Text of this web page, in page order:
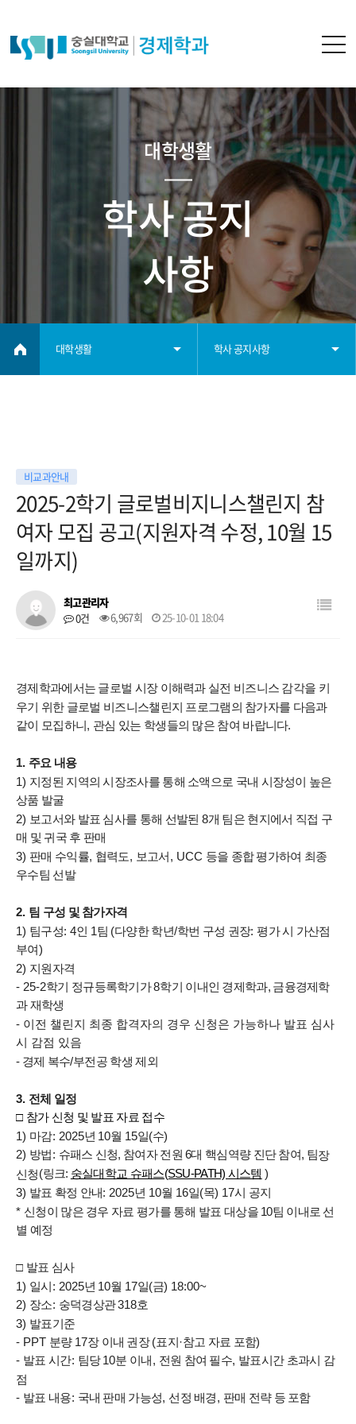
대학생활
학사 공지
사항
대학생활
대학생활
진로취업안내
대학원
학사 공지사항
공모전
비교과안내
2025-2학기 글로벌비지니스챌린지 참
여자 모집 공고(지원자격 수정, 10월 15
일까지)
최고관리자
0건
6,967회 25-10-01 18:04
경제학과에서는 글로벌 시장 이해력과 실전 비즈니스 감각을 키
우기 위한 글로벌 비즈니스챌린지 프로그램의 참가자를 다음과
같이 모집하니 , 관심 있는 학생들의 많은 참여 바랍니다.
1. 주요 내용
1) 지정된 지역의 시장조사를 통해 소액으로 국내 시장성이 높은
상품 발굴
2) 보고서와 발표 심사를 통해 선발된 8개 팀은 현지에서 직접 구
매 및 귀국 후 판매
3) 판매 수익률, 협력도, 보고서 , UCC 등을 종합 평가하여 최종
우수팀 선발
2. 팀 구성 및 참가자격
1) 팀구성: 4인 1팀 (다양한 학년/학번 구성 권장: 평가 시 가산점
부여)
2) 지원자격
- 25-2학기 정규등록학기가8학기 이내인 경제학과, 금융경제학
과 재학생
- 이전 챌린지 최종 합격자의 경우 신청은 가능하나 발표 심사
시 감점 있음
- 경제 복수/부전공 학생 제외
3. 전체 일정
□ 참가 신청 및 발표 자료 접수
1) 마감: 2025년 10월 15일(수)
2) 방법: 슈패스 신청, 참여자 전원 6대 핵심역량 진단 참여, 팀장
신청(링크: 숭실대학교 슈패스(SSU-PATH) 시스템 )
3) 발표 확정 안내: 2025년 10월 16일(목) 17시 공지
* 신청이 많은 경우 자료 평가를 통해 발표 대상을 10팀 이내로 선
별 예정
□ 발표 심사
1) 일시 : 2025년 10월 17일(금) 18:00~
2) 장소: 숭덕경상관318호
3) 발표기준
- PPT 분량 17장 이내 권장(표지 ·참고 자료 포함)
- 발표 시간: 팀당10분 이내 , 전원 참여 필수, 발표시간 초과시 감
점
- 발표 내용: 국내 판매 가능성, 선정 배경, 판매 전략 등 포함